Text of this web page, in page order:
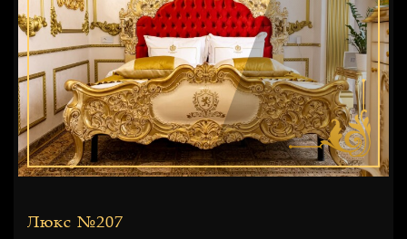
Люкс №207